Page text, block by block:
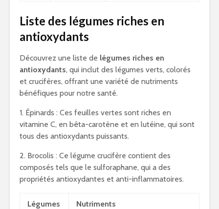
Liste des légumes riches en
antioxydants
Découvrez une liste de légumes riches en
antioxydants, qui inclut des légumes verts, colorés
et crucifères, offrant une variété de nutriments
bénéfiques pour notre santé.
1. Épinards : Ces feuilles vertes sont riches en
vitamine C, en bêta-carotène et en lutéine, qui sont
tous des antioxydants puissants.
2. Brocolis : Ce légume crucifère contient des
composés tels que le sulforaphane, qui a des
propriétés antioxydantes et anti-inflammatoires.
Légumes Nutriments